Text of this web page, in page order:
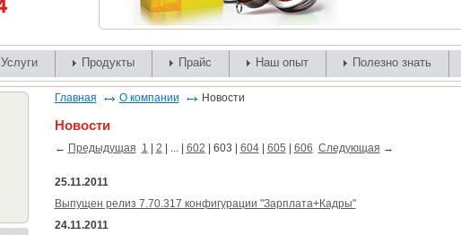
Услуги Продукты Прайс Наш опыт Полезно знать
Главная О компании Новости
Новости
← Предыдущая 1 2 | ... | 602 603 604| 605 606 Следующая →
25.11.2011
Выпущен релиз 7.70.317 конфигурации "Зарплата+Кадры"
24.11.2011